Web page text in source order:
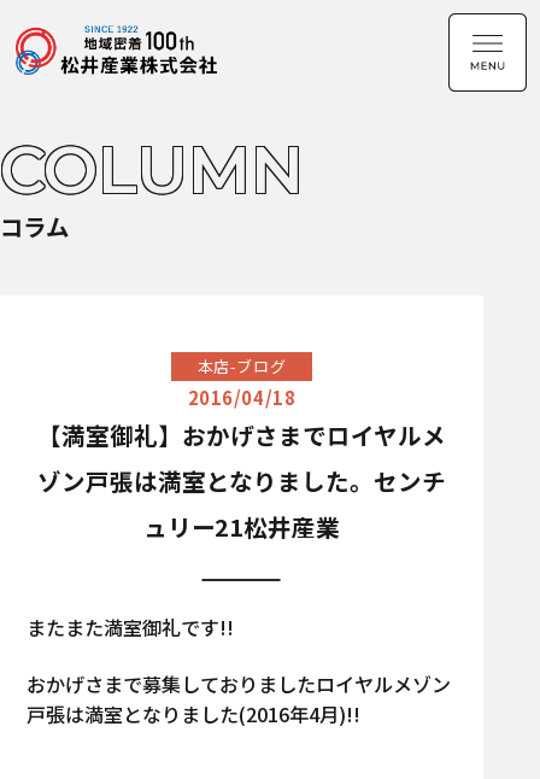
COLUMN
コラム
本店-ブログ
2016/04/18
【満室御礼】おかげさまでロイヤルメ
ゾン戸張は満室となりました。センチ
ュリー21松井産業
またまた満室御礼です!!
おかげさまで募集しておりましたロイヤルメゾン
戸張は満室となりました(2016年4月)!!